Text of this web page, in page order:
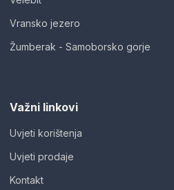
Vransko jezero
Žumberak - Samoborsko gorje
Važni linkovi
Uvjeti korištenja
Uvjeti prodaje
Kontakt